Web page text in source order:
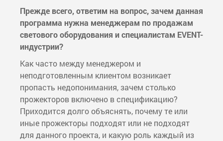
Прежде всего, ответим на вопрос, зачем данная
программа нужна менеджерам по продажам
светового оборудования и специалистам EVENT-
индустрии?
Как часто между менеджером и
неподготовленным клиентом возникает
пропасть недопонимания, зачем столько
прожекторов включено в спецификацию?
Приходится долго объяснять, почему те или
иные прожекторы подходят или не подходят
для данного проекта, и какую роль каждый из